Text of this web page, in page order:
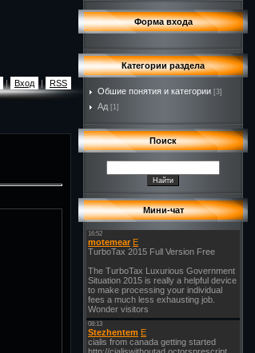
| Вход | RSS
Форма входа
Категории раздела
Обшие понятия и категории [3]
Ад [1]
Поиск
Мини-чат